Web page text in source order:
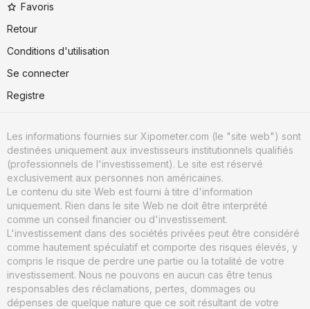
Favoris
Retour
Conditions d'utilisation
Se connecter
Registre
Les informations fournies sur Xipometer.com (le "site web") sont
destinées uniquement aux investisseurs institutionnels qualifiés
(professionnels de l'investissement). Le site est réservé
exclusivement aux personnes non américaines.
Le contenu du site Web est fourni à titre d'information
uniquement. Rien dans le site Web ne doit être interprété
comme un conseil financier ou d'investissement.
L'investissement dans des sociétés privées peut être considéré
comme hautement spéculatif et comporte des risques élevés, y
compris le risque de perdre une partie ou la totalité de votre
investissement. Nous ne pouvons en aucun cas être tenus
responsables des réclamations, pertes, dommages ou
dépenses de quelque nature que ce soit résultant de votre